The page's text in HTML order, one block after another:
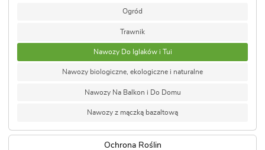
Ogród
Trawnik
Nawozy Do Iglaków i Tui
Nawozy biologiczne, ekologiczne i naturalne
Nawozy Na Balkon i Do Domu
Nawozy z mączką bazaltową
Ochrona Roślin